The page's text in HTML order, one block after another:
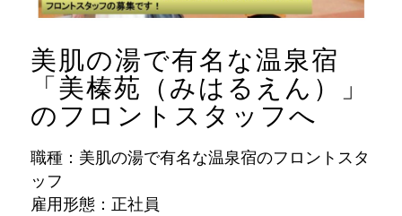
美肌の湯で有名な温泉宿
「美榛苑（みはるえん）」
のフロントスタッフへ
職種：美肌の湯で有名な温泉宿のフロントスタ
ッフ
雇用形態：正社員